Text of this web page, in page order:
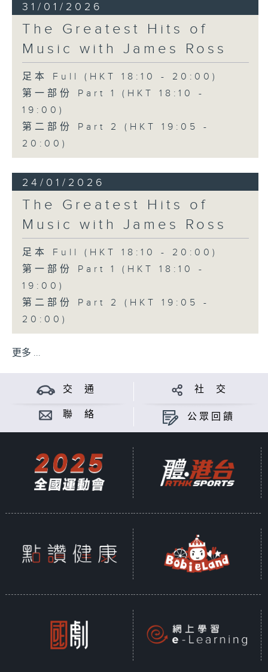
31/01/2026
The Greatest Hits of
Music with James Ross
足本 Full (HKT 18:10 - 20:00)
第一部份 Part 1 (HKT 18:10 -
19:00)
第二部份 Part 2 (HKT 19:05 -
20:00)
24/01/2026
The Greatest Hits of
Music with James Ross
足本 Full (HKT 18:10 - 20:00)
第一部份 Part 1 (HKT 18:10 -
19:00)
第二部份 Part 2 (HKT 19:05 -
20:00)
更多 ...
交 通 社 交
聯 絡 公眾回饋